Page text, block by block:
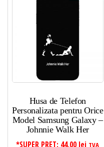
Husa de Telefon
Personalizata pentru Orice
Model Samsung Galaxy –
Johnnie Walk Her
TVA